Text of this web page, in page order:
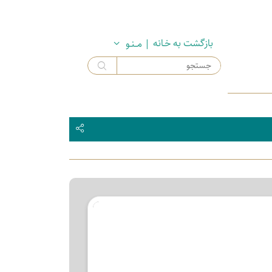
بازگشت به خـانه | مــنـو